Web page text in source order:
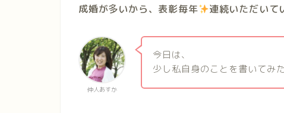
成婚が多いから、表彰毎年
連続いただいて
仲人あすか
今日は、
少し私自身のことを書いてみ